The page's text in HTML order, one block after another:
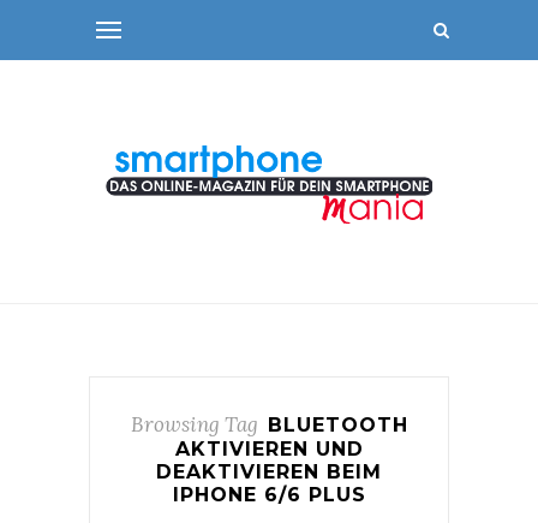
Browsing Tag BLUETOOTH
AKTIVIEREN UND
DEAKTIVIEREN BEIM
IPHONE 6/6 PLUS